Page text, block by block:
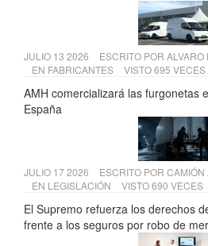
JULIO 13 2026 ESCRITO POR ALVARO
EN FABRICANTES VISTO 695 VECES
AMH comercializará las furgonetas
España
JULIO 17 2026 ESCRITO POR CAMIÓN
EN LEGISLACIÓN VISTO 690 VECES
El Supremo refuerza los derechos
frente a los seguros por robo de